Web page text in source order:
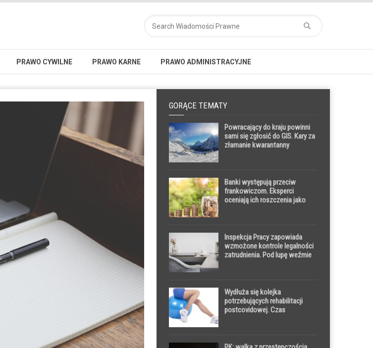
PRAWO CYWILNE PRAWO KARNE PRAWO ADMINISTRACYJNE
GORĄCE TEMATY
Powracający do kraju powinni
sami się zgłosić do GIS. Kary za
złamanie kwarantanny
Banki występują przeciw
frankowiczom. Eksperci
oceniają ich roszczenia jako
Inspekcja Pracy zapowiada
wzmożone kontrole legalności
zatrudnienia. Pod lupę weźmie
Wydłuża się kolejka
potrzebujących rehabilitacji
postcovidowej. Czas